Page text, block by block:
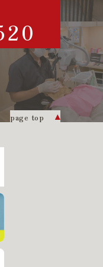
page top